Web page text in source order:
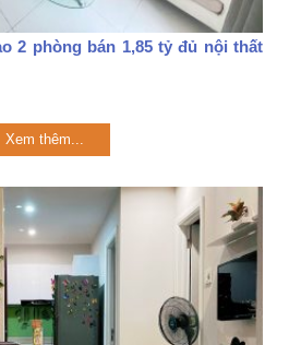
2 phòng bán 1,85 tỷ đủ nội thất
Xem thêm...